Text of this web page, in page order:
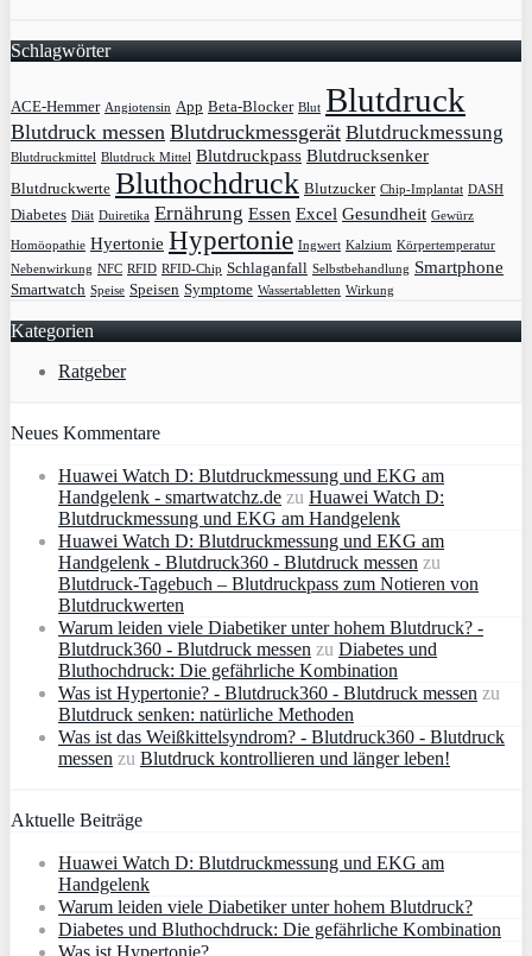
Schlagwörter
ACE-Hemmer Angiotensin App Beta-Blocker Blut Blutdruck
Blutdruck messen Blutdruckmessgerät Blutdruckmessung
Blutdruckmittel Blutdruck Mittel Blutdruckpass Blutdrucksenker
Blutdruckwerte Bluthochdruck Blutzucker Chip-Implantat DASH
Diabetes Diät Duiretika Ernährung Essen Excel Gesundheit Gewürz
Homöopathie Hyertonie Hypertonie Ingwert Kalzium Körpertemperatur
Nebenwirkung NFC RFID RFID-Chip Schlaganfall Selbstbehandlung Smartphone
Smartwatch Speise Speisen Symptome Wassertabletten Wirkung
Kategorien
Ratgeber
Neues Kommentare
Huawei Watch D: Blutdruckmessung und EKG am
Handgelenk - smartwatchz.de zu Huawei Watch D:
Blutdruckmessung und EKG am Handgelenk
Huawei Watch D: Blutdruckmessung und EKG am
Handgelenk - Blutdruck360 - Blutdruck messen zu
Blutdruck-Tagebuch – Blutdruckpass zum Notieren von
Blutdruckwerten
Warum leiden viele Diabetiker unter hohem Blutdruck? -
Blutdruck360 - Blutdruck messen zu Diabetes und
Bluthochdruck: Die gefährliche Kombination
Was ist Hypertonie? - Blutdruck360 - Blutdruck messen zu
Blutdruck senken: natürliche Methoden
Was ist das Weißkittelsyndrom? - Blutdruck360 - Blutdruck
messen zu Blutdruck kontrollieren und länger leben!
Aktuelle Beiträge
Huawei Watch D: Blutdruckmessung und EKG am
Handgelenk
Warum leiden viele Diabetiker unter hohem Blutdruck?
Diabetes und Bluthochdruck: Die gefährliche Kombination
Was ist Hypertonie?